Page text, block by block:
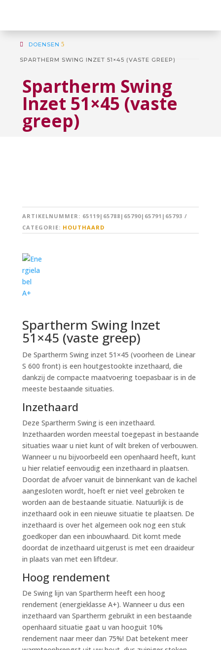
DOENSEN 5
SPARTHERM SWING INZET 51×45 (VASTE GREEP)
Spartherm Swing
Inzet 51×45 (vaste
greep)
ARTIKELNUMMER: 65119|65788|65790|65791|65793
CATEGORIE: HOUTHAARD
Spartherm Swing Inzet
51×45 (vaste greep)
De Spartherm Swing inzet 51×45 (voorheen de Linear
S 600 front) is een houtgestookte inzethaard, die
dankzij de compacte maatvoering toepasbaar is in de
meeste bestaande situaties.
Inzethaard
Deze Spartherm Swing is een inzethaard.
Inzethaarden worden meestal toegepast in bestaande
situaties waar u niet kunt of wilt breken of verbouwen.
Wanneer u nu bijvoorbeeld een openhaard heeft, kunt
u hier relatief eenvoudig een inzethaard in plaatsen.
Doordat de afvoer vanuit de binnenkant van de kachel
aangesloten wordt, hoeft er niet veel gebroken te
worden aan de bestaande situatie. Natuurlijk is de
inzethaard ook in een nieuwe situatie te plaatsen. De
inzethaard is over het algemeen ook nog een stuk
goedkoper dan een inbouwhaard. Dit komt mede
doordat de inzethaard uitgerust is met een draaideur
in plaats van met een liftdeur.
Hoog rendement
De Swing lijn van Spartherm heeft een hoog
rendement (energieklasse A+). Wanneer u dus een
inzethaard van Spartherm gebruikt in een bestaande
openhaard situatie gaat u van hooguit 10%
rendement naar meer dan 75%! Dat betekent meer